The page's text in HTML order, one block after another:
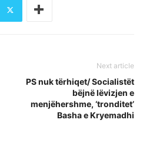
Next article
PS nuk tërhiqet/ Socialistët
bëjnë lëvizjen e
menjëhershme, ‘tronditet’
Basha e Kryemadhi